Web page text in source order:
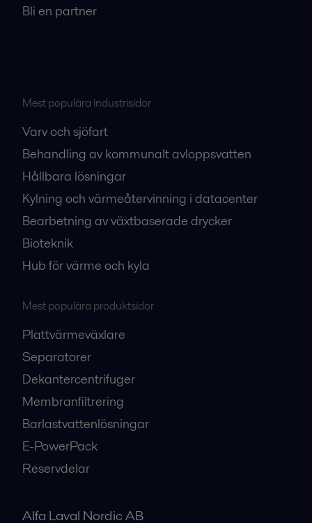
Bli en partner
Mest populära industrisidor
Varv och sjöfart
Behandling av kommunalt avloppsvatten
Hållbara lösningar
Kylning och värmeåtervinning i datacenter
Bearbetning av växtbaserade drycker
Bioteknik
Hub för värme och kyla
Mest populära produktsidor
Plattvärmeväxlare
Separatorer
Dekantercentrifuger
Membranfiltrering
Barlastvattenlösningar
E-PowerPack
Reservdelar
Alfa Laval Nordic AB